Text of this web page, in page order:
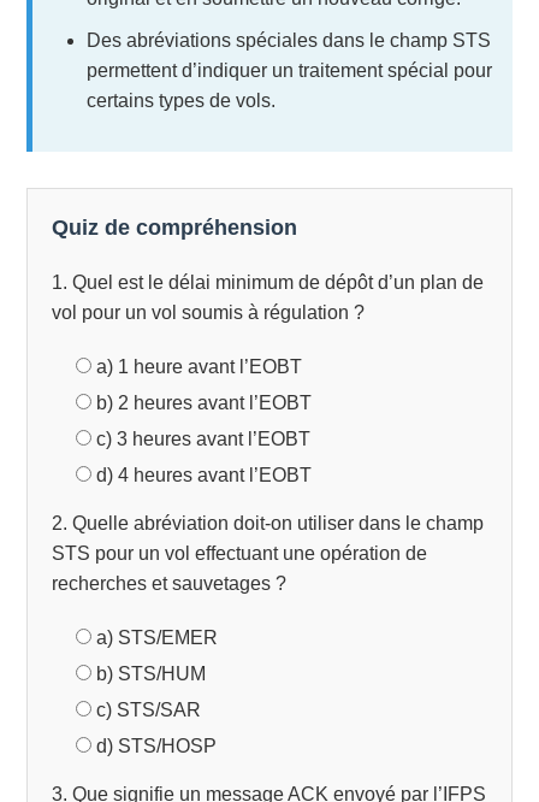
Des abréviations spéciales dans le champ STS
permettent d’indiquer un traitement spécial pour
certains types de vols.
Quiz de compréhension
1. Quel est le délai minimum de dépôt d’un plan de
vol pour un vol soumis à régulation ?
a) 1 heure avant l’EOBT
b) 2 heures avant l’EOBT
c) 3 heures avant l’EOBT
d) 4 heures avant l’EOBT
2. Quelle abréviation doit-on utiliser dans le champ
STS pour un vol effectuant une opération de
recherches et sauvetages ?
a) STS/EMER
b) STS/HUM
c) STS/SAR
d) STS/HOSP
3. Que signifie un message ACK envoyé par l’IFPS